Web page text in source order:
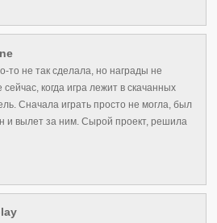
то не так сделала, но награды не
когда игра лежит в скачанных
Сначала играть просто не могла, был
и вылет за ним. Сырой проект, решила